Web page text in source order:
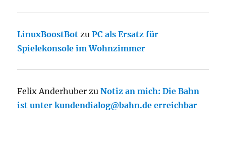
LinuxBoostBot zuPC als Ersatz für
Spielekonsole im Wohnzimmer
Felix Anderhuber zuNotiz an mich: Die Bahn
ist unter kundendialog@bahn.de erreichbar